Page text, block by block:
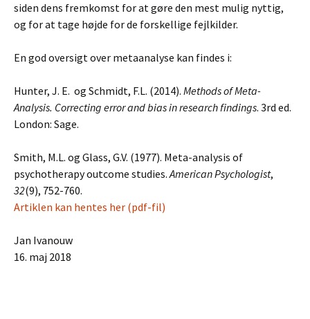
siden dens fremkomst for at gøre den mest mulig nyttig,
og for at tage højde for de forskellige fejlkilder.
En god oversigt over metaanalyse kan findes i:
Hunter, J. E. og Schmidt, F.L. (2014). Methods of Meta-
Analysis. Correcting error and bias in research findings. 3rd ed.
London: Sage.
Smith, M.L. og Glass, G.V. (1977). Meta-analysis of
psychotherapy outcome studies.American Psychologist,
32(9), 752-760.
Artiklen kan hentes her (pdf-fil)
Jan Ivanouw
16. maj 2018